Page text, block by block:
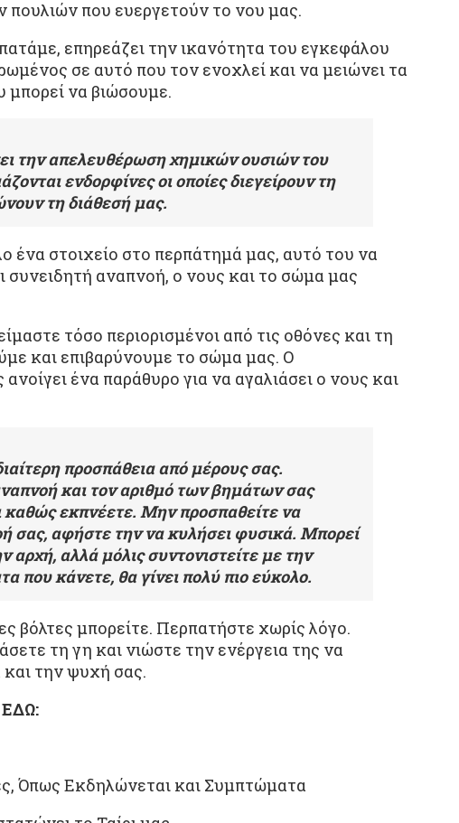
που ευεργετούν το νου μας.
επηρεάζει την ικανότητα του εγκεφάλου
σε αυτό που τον ενοχλεί και να μειώνει τα
να βιώσουμε.
την απελευθέρωση χημικών ουσιών του
ενδορφίνες οι οποίες διεγείρουν τη
τη διάθεσή μας.
ένα στοιχείο στο περπάτημά μας, αυτό του να
συνειδητή αναπνοή, ο νους και το σώμα μας
τόσο περιορισμένοι από τις οθόνες και τη
και επιβαρύνουμε το σώμα μας. Ο
ένα παράθυρο για να αγαλιάσει ο νους και
προσπάθεια από μέρους σας.
και τον αριθμό των βημάτων σας
καθώς εκπνέετε. Μην προσπαθείτε να
σας, αφήστε την να κυλήσει φυσικά. Μπορεί
αρχή, αλλά μόλις συντονιστείτε με την
που κάνετε, θα γίνει πολύ πιο εύκολο.
βόλτες μπορείτε. Περπατήστε χωρίς λόγο.
τη γη και νιώστε την ενέργεια της να
την ψυχή σας.
ΕΔΩ:
Όπως Εκδηλώνεται και Συμπτώματα